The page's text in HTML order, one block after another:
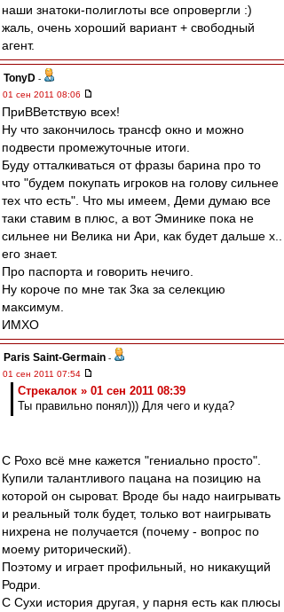
наши знатоки-полиглоты все опровергли :)
жаль, очень хороший вариант + свободный
агент.
TonyD -
01 сен 2011 08:06
ПриВВетствую всех!
Ну что закончилось трансф окно и можно
подвести промежуточные итоги.
Буду отталкиваться от фразы барина про то
что "будем покупать игроков на голову сильнее
тех что есть". Что мы имеем, Деми думаю все
таки ставим в плюс, а вот Эминике пока не
сильнее ни Велика ни Ари, как будет дальше х..
его знает.
Про паспорта и говорить нечиго.
Ну короче по мне так 3ка за селекцию
максимум.
ИМХО
Paris Saint-Germain -
01 сен 2011 07:54
Стрекалок » 01 сен 2011 08:39
Ты правильно понял))) Для чего и куда?
С Рохо всё мне кажется "гениально просто".
Купили талантливого пацана на позицию на
которой он сыроват. Вроде бы надо наигрывать
и реальный толк будет, только вот наигрывать
нихрена не получается (почему - вопрос по
моему риторический).
Поэтому и играет профильный, но никакущий
Родри.
С Сухи история другая, у парня есть как плюсы